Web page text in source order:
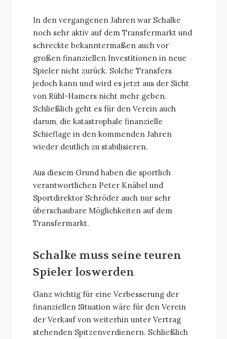
In den vergangenen Jahren war Schalke
noch sehr aktiv auf dem Transfermarkt und
schreckte bekanntermaßen auch vor
großen finanziellen Investitionen in neue
Spieler nicht zurück. Solche Transfers
jedoch kann und wird es jetzt aus der Sicht
von Rühl-Hamers nicht mehr geben.
Schließlich geht es für den Verein auch
darum, die katastrophale finanzielle
Schieflage in den kommenden Jahren
wieder deutlich zu stabilisieren.
Aus diesem Grund haben die sportlich
verantwortlichen Peter Knäbel und
Sportdirektor Schröder auch nur sehr
überschaubare Möglichkeiten auf dem
Transfermarkt.
Schalke muss seine teuren
Spieler loswerden
Ganz wichtig für eine Verbesserung der
finanziellen Situation wäre für den Verein
der Verkauf von weiterhin unter Vertrag
stehenden Spitzenverdienern. Schließlich